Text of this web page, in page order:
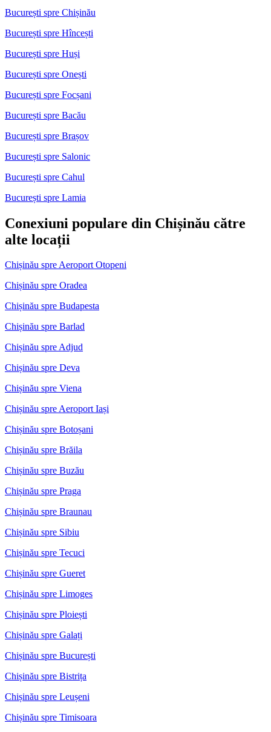
București spre Chișinău
București spre Hîncești
București spre Huși
București spre Onești
București spre Focșani
București spre Bacău
București spre Brașov
București spre Salonic
București spre Cahul
București spre Lamia
Conexiuni populare din Chișinău către
alte locații
Chișinău spre Aeroport Otopeni
Chișinău spre Oradea
Chișinău spre Budapesta
Chișinău spre Barlad
Chișinău spre Adjud
Chișinău spre Deva
Chișinău spre Viena
Chișinău spre Aeroport Iași
Chișinău spre Botoșani
Chișinău spre Brăila
Chișinău spre Buzău
Chișinău spre Praga
Chișinău spre Braunau
Chișinău spre Sibiu
Chișinău spre Tecuci
Chișinău spre Gueret
Chișinău spre Limoges
Chișinău spre Ploiești
Chișinău spre Galați
Chișinău spre București
Chișinău spre Bistrița
Chișinău spre Leușeni
Chișinău spre Timisoara